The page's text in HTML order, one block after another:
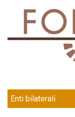
Enti bilaterali